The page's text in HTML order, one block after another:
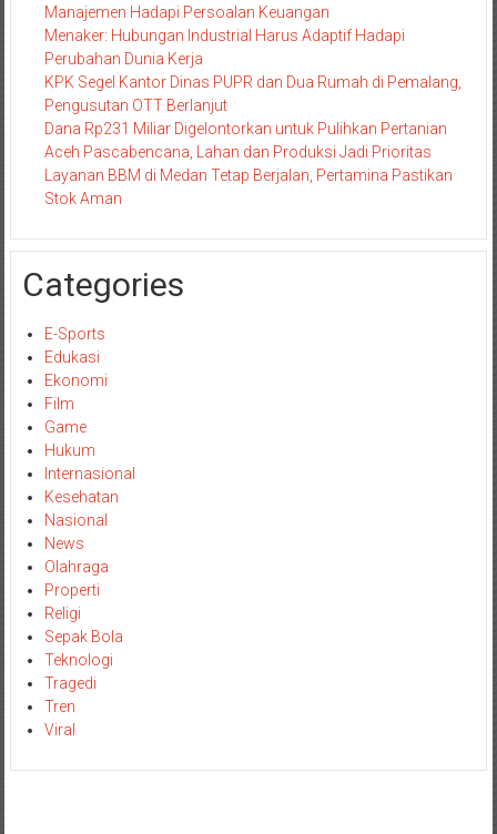
Manajemen Hadapi Persoalan Keuangan
Menaker: Hubungan Industrial Harus Adaptif Hadapi
Perubahan Dunia Kerja
KPK Segel Kantor Dinas PUPR dan Dua Rumah di Pemalang,
Pengusutan OTT Berlanjut
Dana Rp231 Miliar Digelontorkan untuk Pulihkan Pertanian
Aceh Pascabencana, Lahan dan Produksi Jadi Prioritas
Layanan BBM di Medan Tetap Berjalan, Pertamina Pastikan
Stok Aman
Categories
E-Sports
Edukasi
Ekonomi
Film
Game
Hukum
Internasional
Kesehatan
Nasional
News
Olahraga
Properti
Religi
Sepak Bola
Teknologi
Tragedi
Tren
Viral